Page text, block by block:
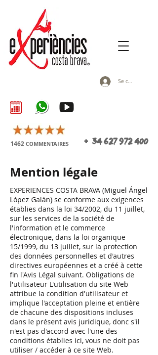
Se connecter
1462 COMMENTAIRES + 34 627 972 400
Mention légale
EXPERIENCES COSTA BRAVA (Miguel Ángel
López Galán) se conforme aux exigences
établies dans la loi 34/2002, du 11 juillet,
sur les services de la société de
l'information et le commerce
électronique, dans la loi organique
15/1999, du 13 juillet, sur la protection
des données personnelles et d'autres
directives européennes et a créé à cette
fin l'Avis Légal suivant. Obligations de
l'utilisateur L'utilisation du site Web
attribue la condition d'utilisateur et
implique l'acceptation pleine et entière
de chacune des dispositions incluses
dans le présent avis juridique, donc s'il
n'est pas d'accord avec l'une des
conditions établies ici, vous ne doit pas
utiliser / accéder à ce site Web.